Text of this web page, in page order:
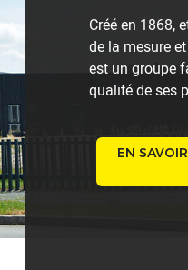
Créé en 1868,
de la mesure
est un groupe
qualité de ses
EN